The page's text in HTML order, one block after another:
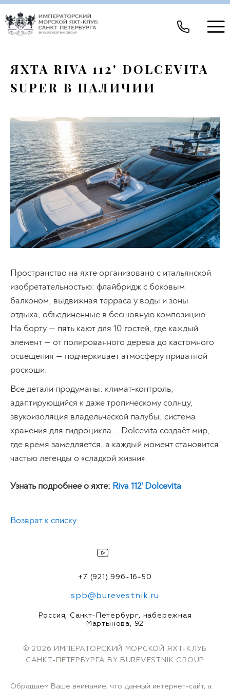
ЯХТА RIVA 112' DOLCEVITA
SUPER В НАЛИЧИИ
Пространство на яхте организовано с итальянской
изобретательностью: флайбридж с боковым
балконом, выдвижная терраса у воды и зоны
отдыха, объединенные в бесшовную композицию.
На борту — пять кают для 10 гостей, где каждый
элемент — от полированного дерева до кастомного
освещения — подчеркивает атмосферу приватной
роскоши.
Все детали продуманы: климат-контроль,
адаптирующийся к даже тропическому солнцу,
звукоизоляция владельческой палубы, система
хранения для гидроцикла... Dolcevita создаёт мир,
где время замедляется, а каждый момент становится
частью легенды о «сладкой жизни».
Узнать подробнее о яхте: Riva 112' Dolcevita
Возврат к списку
+7 (921) 996-16-50
spb@burevestnik.ru
Россия, Санкт-Петербург, набережная
Мартынова, 92
© 2026 ИМПЕРАТОРСКИЙ МОРСКОЙ ЯХТ-КЛУБ
САНКТ-ПЕТЕРБУРГА BY BUREVESTNIK GROUP
Обращаем Ваше внимание, что данный интернет-сайт, а